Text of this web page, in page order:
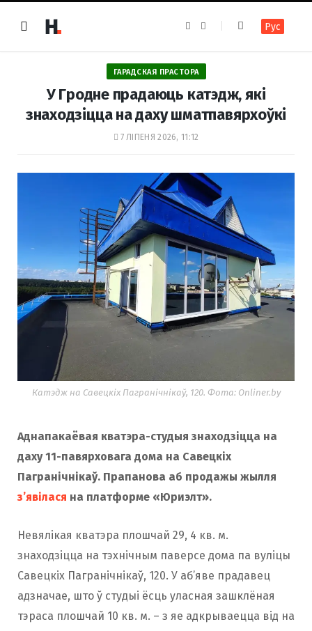
e
b
o
o
k
t
a
r
a
m
Рус
ГАРАДСКАЯ ПРАСТОРА
У Гродне прадаюць катэдж, які
знаходзіцца на даху шматпавярхоўкі
7 ЛІПЕНЯ 2026, 11:12
Катэдж на Савецкіх Пагранічнікаў, 120. Фота: Onliner.by
Аднапакаёвая кватэра-студыя знаходзіцца на
даху 11-павярховага дома на Савецкіх
Пагранічнікаў. Прапанова аб продажы жылля
з’явілася на платформе «Юриэлт».
Невялікая кватэра плошчай 29, 4 кв. м.
знаходзіцца на тэхнічным паверсе дома па вуліцы
Савецкіх Пагранічнікаў, 120. У аб’яве прадавец
адзначае, што ў студыі ёсць уласная зашклёная
тэраса плошчай 10 кв. м. – з яе адкрываецца від на